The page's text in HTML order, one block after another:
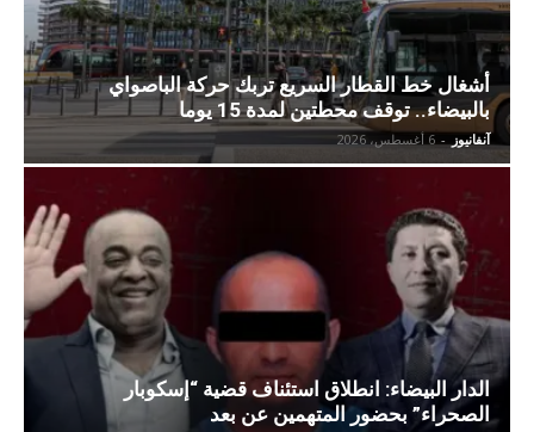
أشغال خط القطار السريع تربك حركة الباصواي
بالبيضاء.. توقف محطتين لمدة 15 يوما
آنفانيوز - 6 أغسطس، 2026
الدار البيضاء: انطلاق استئناف قضية “إسكوبار
الصحراء” بحضور المتهمين عن بعد